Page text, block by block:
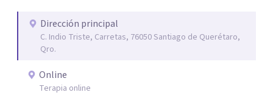
Dirección principal
C. Indio Triste, Carretas, 76050 Santiago de Querétaro,
Qro.
Online
Terapia online